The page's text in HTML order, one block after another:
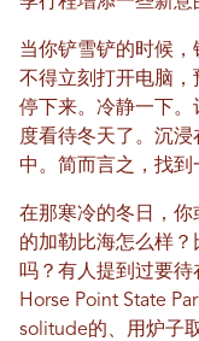
当你铲雪铲的时候
不得立刻打开电脑，
停下来。冷静一下
度看待冬天了。沉
中。简而言之，找
在那寒冷的冬日，
的加勒比海怎么样？
吗？有人提到过要
Horse Point State
solitude的、用炉子